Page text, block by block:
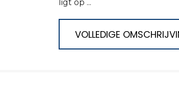
ligt op ...
VOLLEDIGE